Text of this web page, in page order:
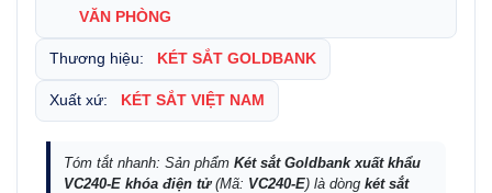
VĂN PHÒNG
Thương hiệu: KÉT SẮT GOLDBANK
Xuất xứ: KÉT SẮT VIỆT NAM
Tóm tắt nhanh: Sản phẩm Két sắt Goldbank xuất khẩu
VC240-E khóa điện tử(Mã: VC240-E) là dòng két sắt